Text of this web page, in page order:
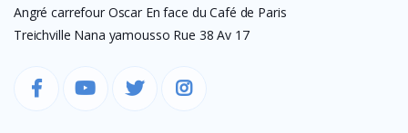
Angré carrefour Oscar En face du Café de Paris
Treichville Nana yamousso Rue 38 Av 17